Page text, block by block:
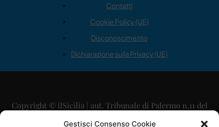
Gestisci Consenso Cookie
Contatti
Cookie Policy (UE)
Disconoscimento
Dichiarazione sulla Privacy (UE)
Copyright © ilSicilia | aut. Tribunale di Palermo n.11 del
29/09/2015